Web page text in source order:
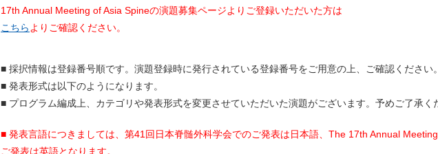
17th Annual Meeting of Asia Spineの演題募集ページよりご登録いただいた方は
こちら よりご確認ください。
■ 採択情報は登録番号順です。演題登録時に発行されている登録番号をご用意の上、ご確認ください。
■ 発表形式は以下のようになります。
■ プログラム編成上、カテゴリや発表形式を変更させていただいた演題がございます。予めご了承く
■ 発表言語につきましては、第41回日本脊髄外科学会でのご発表は日本語、The 17th Annual
ご発表は英語となります。